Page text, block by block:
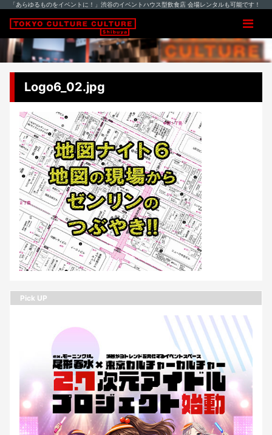
「あらゆるものをイベントに！」渋谷のイベントハウス型飲食店 会場レンタルも可能です！
Logo6_02.jpg
Pick UP